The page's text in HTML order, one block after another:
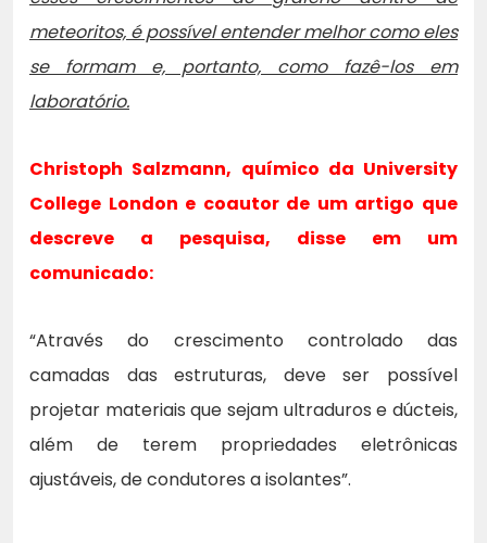
meteoritos, é possível entender melhor como eles
se formam e, portanto, como fazê-los em
laboratório.
Christoph Salzmann, químico da University
College London e coautor de um artigo que
descreve a pesquisa, disse em um
comunicado:
“Através do crescimento controlado das
camadas das estruturas, deve ser possível
projetar materiais que sejam ultraduros e dúcteis,
além de terem propriedades eletrônicas
ajustáveis, de condutores a isolantes”.